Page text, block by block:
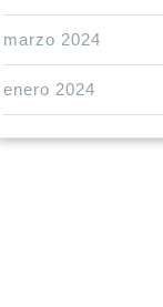
marzo 2024
enero 2024